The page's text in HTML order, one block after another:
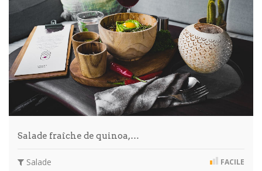
Salade fraîche de quinoa,…
Salade FACILE